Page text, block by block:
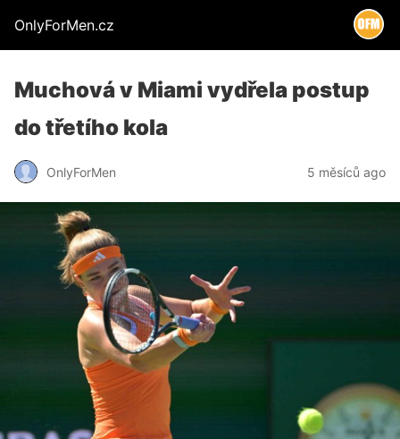
OnlyForMen.cz
Muchová v Miami vydřela postup
do třetího kola
OnlyForMen 5 měsíců ago